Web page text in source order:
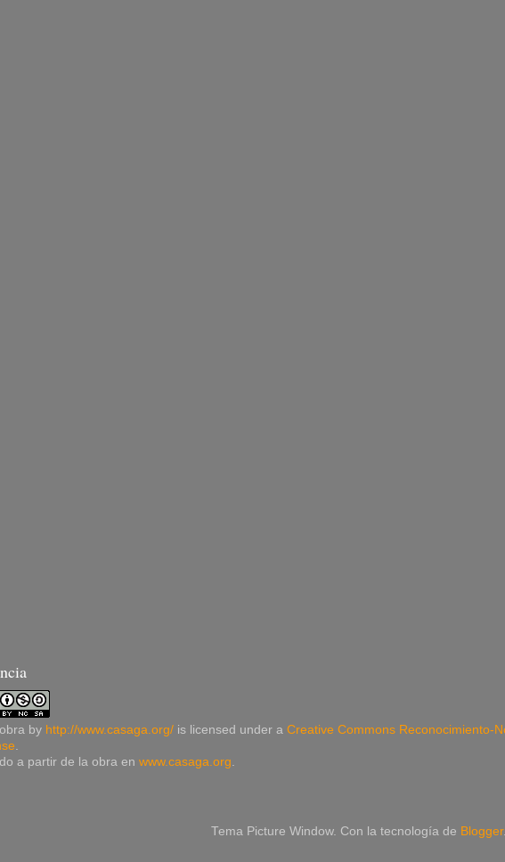
obra by http://www.casaga.org/ is licensed under a Creative Commons Reconocimiento-
a partir de la obra en www.casaga.org
Tema Picture Window. Con la tecnología de Blogger.